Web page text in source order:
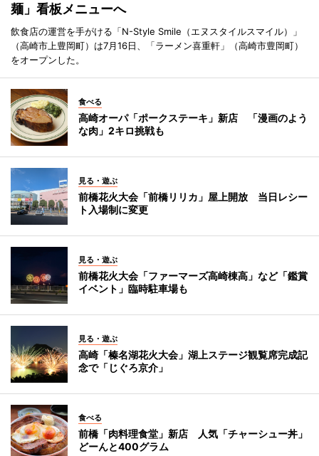
麺」看板メニューへ
飲食店の運営を手がける「N-Style Smile（エヌスタイルスマイル）」
（高崎市上豊岡町）は7月16日、「ラーメン喜重軒」（高崎市豊岡町）
をオープンした。
食べる
高崎オーパ「ポークステーキ」新店 「漫画のよう
な肉」2キロ挑戦も
見る・遊ぶ
前橋花火大会「前橋リリカ」屋上開放 当日レシー
ト入場制に変更
見る・遊ぶ
前橋花火大会「ファーマーズ高崎棟高」など「鑑賞
イベント」臨時駐車場も
見る・遊ぶ
高崎「榛名湖花火大会」湖上ステージ観覧席完成記
念で「じぐろ京介」
食べる
前橋「肉料理食堂」新店 人気「チャーシュー丼」
どーんと400グラム